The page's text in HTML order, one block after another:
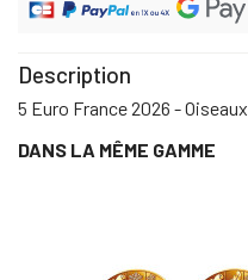
Description
5 Euro France 2026 - Oiseaux
DANS LA MÊME GAMME